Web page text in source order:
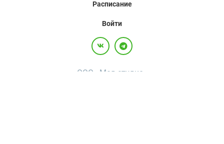
Расписание
Войти
ООО «Мед.студио»